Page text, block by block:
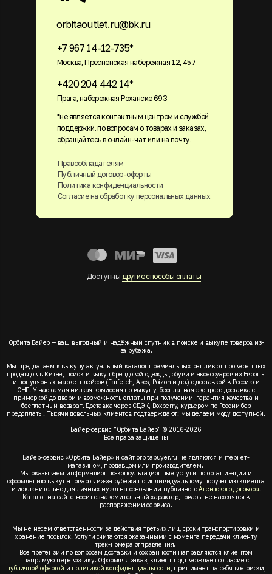
+7 967 14-12-735*
Москва, Пресненская набережная 12, 457
+420 204 442 14*
Прага, набережная Роханске 693
orbitaoutlet.ru@bk.ru
Правообладателям
Публичный договор-оферты
Политика конфиденциальности
Согласие на обработку персональных данных
Доступны другие способы оплаты
*не является контактным центром и службой
поддержки. по вопросам о товарах и заказах,
обращайтесь в онлайн-чат или на почту.
Орбита Байер — ваш выгодный и надёжный спутник в поиске и выкупе товаров из-
за рубежа.
Мы предлагаем к выкупу актуальный каталог премиальных реплик от проверенных
продавцов в Китае, поиск и выкуп брендовой одежды, обуви и аксессуаров из Европы
и популярных маркетплейсов (Farfetch, Asos, Poizon и др.) с доставкой в Россию и
СНГ. У нас самая низкая комиссия по выкупу, бесплатная экспресс доставка с
примеркой до двери и возможность оплаты при получении, гарантия качества и
бесплатный возврат. Доставка через СДЭК, Boxberry, курьером по России без
предоплаты. Тысячи довольных клиентов подтверждают: мы делаем моду доступной.
Байер-сервис "Орбита Байер" © 2016-2026
Все права защищены
Байер-сервис «Орбита Байер» и сайт orbitabuyer.ru не являются интернет-
магазином, продавцом или производителем.
Мы оказываем информационно-консультационные услуги по организации и
оформлению выкупа товаров из-за рубежа по индивидуальному поручению клиента
и исключительно для личных нужд на основании публичногоАгентского договора.
Каталог на сайте носит ознакомительный характер, товары не находятся в
распоряжении сервиса.
Мы не несем ответственности за действия третьих лиц, сроки транспортировки и
хранение посылок. Услуги считаются оказанными с момента передачи клиенту
трек-номера отправления.
Все претензии по вопросам доставки и сохранности направляются клиентом
напрямую перевозчику. Оформляя заказ, клиент подтверждает согласие с
публичной офертой и политикой конфиденциальности , принимает на себя все риски,